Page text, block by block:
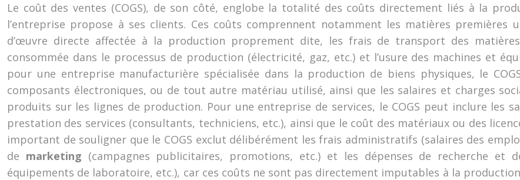
Le coût des ventes (COGS), de son côté, englobe la totalité des coûts directement liés à la
l’entreprise propose à ses clients. Ces coûts comprennent notamment les matières premières
d’œuvre directe affectée à la production proprement dite, les frais de transport des
consommée dans le processus de production (électricité, gaz, etc.) et l’usure des machines et
pour une entreprise manufacturière spécialisée dans la production de biens physiques, le
composants électroniques, ou de tout autre matériau utilisé, ainsi que les salaires et charges
produits sur les lignes de production. Pour une entreprise de services, le COGS peut inclure les
prestation des services (consultants, techniciens, etc.), ainsi que le coût des matériaux ou des
important de souligner que le COGS exclut délibérément les frais administratifs (salaires des
de marketing (campagnes publicitaires, promotions, etc.) et les dépenses de recherche et
équipements de laboratoire, etc.), car ces coûts ne sont pas directement imputables à la